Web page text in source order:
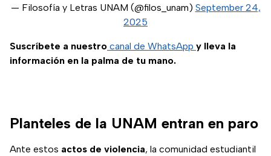
— Filosofía y Letras UNAM (@filos_unam) September 24,
2025
Suscríbete a nuestro canal de WhatsApp y lleva la
información en la palma de tu mano.
Planteles de la UNAM entran en paro
Ante estos actos de violencia, la comunidad estudiantil